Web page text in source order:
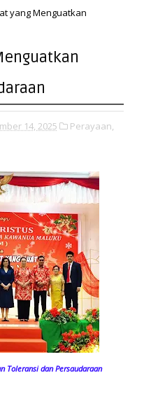
yang Menguatkan
14, 2025 Perayaan,
Toleransi dan Persaudaraan